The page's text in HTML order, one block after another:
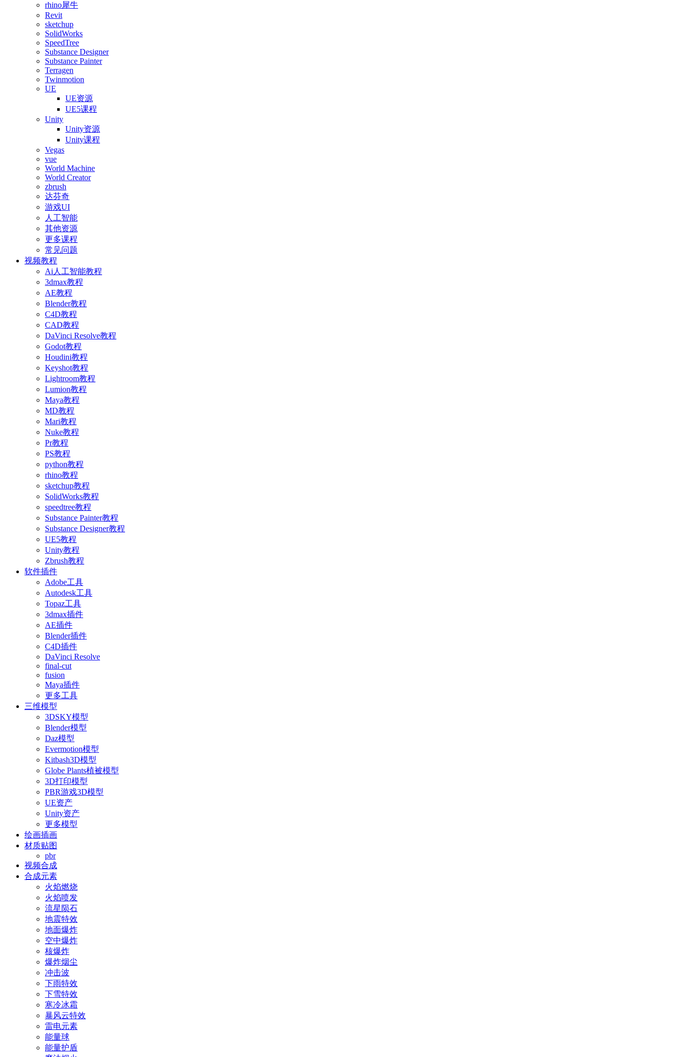
rhino犀牛
Revit
sketchup
SolidWorks
SpeedTree
Substance Designer
Substance Painter
Terragen
Twinmotion
UE
UE资源
UE5课程
Unity
Unity资源
Unity课程
Vegas
vue
World Machine
World Creator
zbrush
达芬奇
游戏UI
人工智能
其他资源
更多课程
常见问题
视频教程
Ai人工智能教程
3dmax教程
AE教程
Blender教程
C4D教程
CAD教程
DaVinci Resolve教程
Godot教程
Houdini教程
Keyshot教程
Lightroom教程
Lumion教程
Maya教程
MD教程
Mari教程
Nuke教程
Pr教程
PS教程
python教程
rhino教程
sketchup教程
SolidWorks教程
speedtree教程
Substance Painter教程
Substance Designer教程
UE5教程
Unity教程
Zbrush教程
软件插件
Adobe工具
Autodesk工具
Topaz工具
3dmax插件
AE插件
Blender插件
C4D插件
DaVinci Resolve
final-cut
fusion
Maya插件
更多工具
三维模型
3DSKY模型
Blender模型
Daz模型
Evermotion模型
Kitbash3D模型
Globe Plants植被模型
3D打印模型
PBR游戏3D模型
UE资产
Unity资产
更多模型
绘画插画
材质贴图
pbr
视频合成
合成元素
火焰燃烧
火焰喷发
流星陨石
地震特效
地面爆炸
空中爆炸
核爆炸
爆炸烟尘
冲击波
下雨特效
下雪特效
寒冷冰霜
暴风云特效
雷电元素
能量球
能量护盾